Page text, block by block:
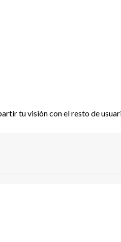
tu visión con el resto de